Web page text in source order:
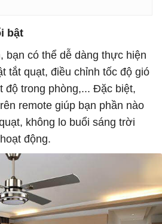
bật
bạn có thể dễ dàng thực hiện
tắt quạt, điều chỉnh tốc độ gió
độ trong phòng,... Đặc biệt,
remote giúp bạn phần nào
không lo buổi sáng trời
động.